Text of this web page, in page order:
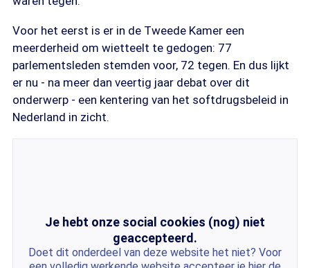
Voor het eerst is er in de Tweede Kamer een
meerderheid om wietteelt te gedogen: 77
parlementsleden stemden voor, 72 tegen. En dus lijkt
er nu - na meer dan veertig jaar debat over dit
onderwerp - een kentering van het softdrugsbeleid in
Nederland in zicht.
Je hebt onze social cookies (nog) niet
geaccepteerd.
Doet dit onderdeel van deze website het niet? Voor